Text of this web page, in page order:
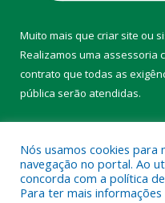
Muito mais que criar site ou
Realizamos uma assessoria
contrato que todas as
pública serão atendidas.
Nós usamos cookies para
navegação no portal. Ao
concorda com a política
Para ter mais